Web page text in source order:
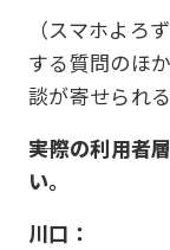
（スマホよろ
する質問のほ
談が寄せられる
――実際の利用
い。
川口：